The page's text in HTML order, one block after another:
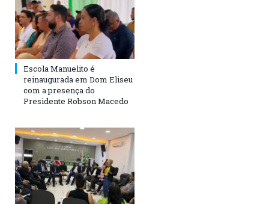
Escola Manuelito é
reinaugurada em Dom Eliseu
com a presença do
Presidente Robson Macedo